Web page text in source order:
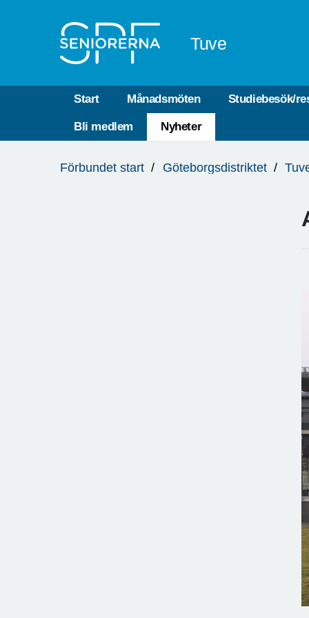
Tuve
Start Månadsmöten Studiebesök/
Bli medlem Nyheter
är
Förbundet start Göteborgsdistriktet